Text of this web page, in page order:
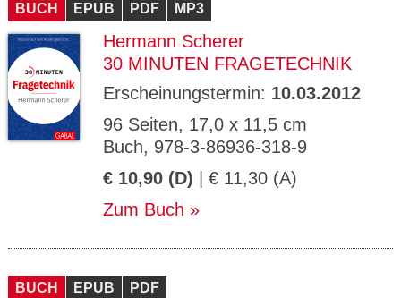
BUCH EPUB PDF MP3
Hermann Scherer
30 MINUTEN FRAGETECHNIK
Erscheinungstermin: 10.03.2012
96 Seiten, 17,0 x 11,5 cm
Buch, 978-3-86936-318-9
€ 10,90 (D) | € 11,30 (A)
Zum Buch
BUCH EPUB PDF